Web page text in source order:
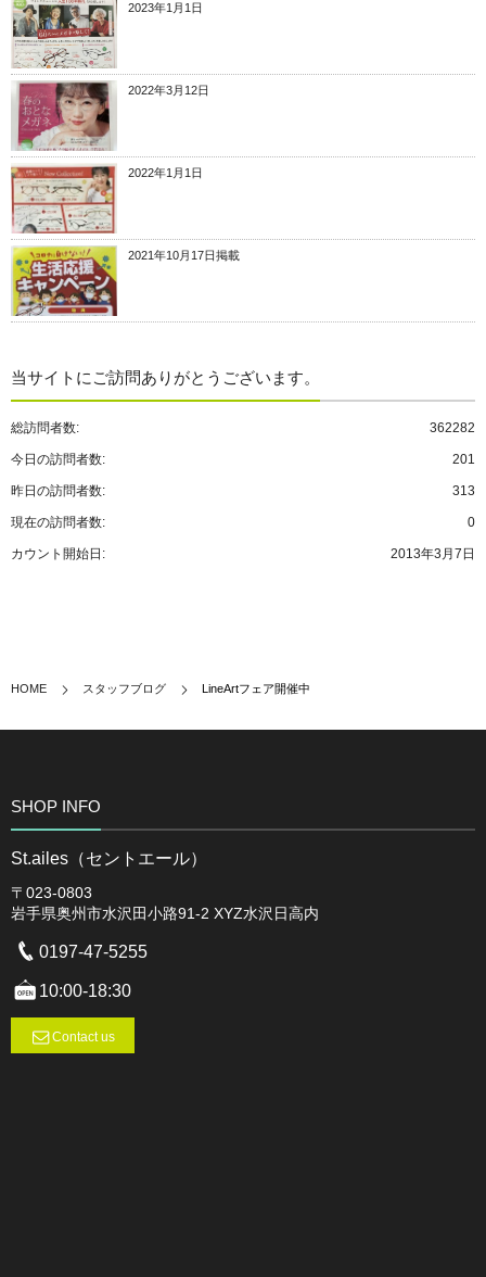
2023年1月1日
2022年3月12日
2022年1月1日
2021年10月17日掲載
当サイトにご訪問ありがとうございます。
362282
総訪問者数:
201
今日の訪問者数:
313
昨日の訪問者数:
0
現在の訪問者数:
2013年3月7日
カウント開始日:
HOME スタッフブログ LineArtフェア開催中
SHOP INFO
St.ailes（セントエール）
〒023-0803
岩手県奥州市水沢田小路91-2 XYZ水沢日高内
0197-47-5255
10:00-18:30
Contact us